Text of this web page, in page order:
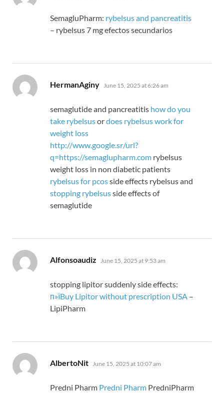
SemagluPharm: rybelsus and pancreatitis
– rybelsus 7 mg efectos secundarios
HermanAginy says:
June 15, 2025 at 6:26 am
semaglutide and pancreatitis how do you
take rybelsusordoes rybelsus work for
weight loss
http://www.google.sr/url?
q=https://semaglupharm.com rybelsus
weight loss in non diabetic patients
rybelsus for pcosside effects rybelsus and
stopping rybelsusside effects of
semaglutide
Alfonsoaudiz says:
June 15, 2025 at 9:53 am
stopping lipitor suddenly side effects:
п»їBuy Lipitor without prescription USA –
LipiPharm
AlbertoNit says:
June 15, 2025 at 10:07 am
Predni Pharm Predni Pharm PredniPharm